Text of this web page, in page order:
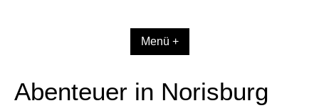
Menü +
Abenteuer in Norisburg